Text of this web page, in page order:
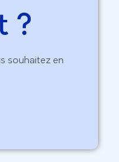
?
souhaitez en